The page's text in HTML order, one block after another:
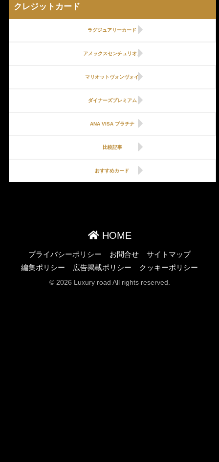
クレジットカード
ラグジュアリーカード
アメックスセンチュリオン
マリオットヴォンヴォイ
ダイナーズプレミアム
ANA VISA プラチナ
比較記事
おすすめカード
HOME
プライバシーポリシー お問合せ
サイトマップ
編集ポリシー
広告掲載ポリシー クッキーポリシー
© 2026 Luxury road All rights reserved.